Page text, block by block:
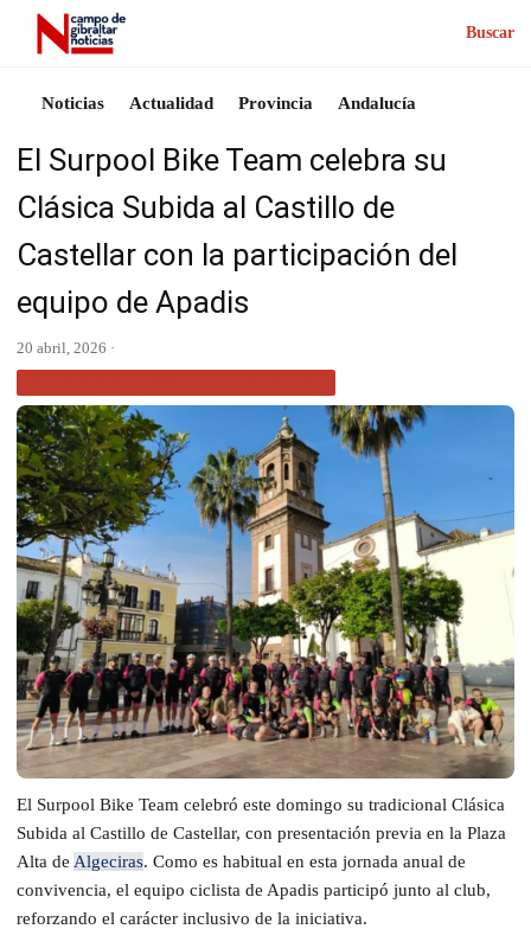
Buscar
Noticias Actualidad Provincia Andalucía
El Surpool Bike Team celebra su
Clásica Subida al Castillo de
Castellar con la participación del
equipo de Apadis
20 abril, 2026 ·
El Surpool Bike Team celebró este domingo su tradicional Clásica
Subida al Castillo de Castellar, con presentación previa en la Plaza
Alta de Algeciras. Como es habitual en esta jornada anual de
convivencia, el equipo ciclista de Apadis participó junto al club,
reforzando el carácter inclusivo de la iniciativa.